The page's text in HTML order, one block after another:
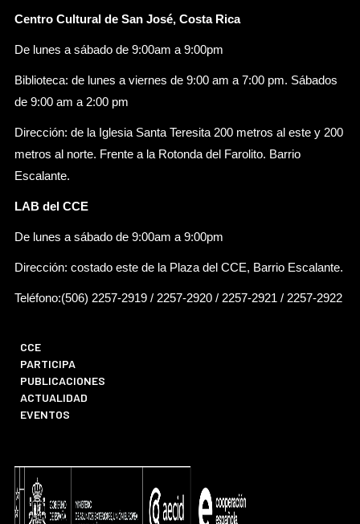
Centro Cultural de San José, Costa Rica
De lunes a sábado de 9:00am a 9:00pm
Biblioteca: de lunes a viernes de 9:00 am a 7:00 pm. Sábados
de 9:00 am a 2:00 pm
Dirección: de la Iglesia Santa Teresita 200 metros al este y 200
metros al norte. Frente a la Rotonda del Farolito. Barrio
Escalante.
LAB del CCE
De lunes a sábado de 9:00am a 9:00pm
Dirección: costado este de la Plaza del CCE, Barrio Escalante.
Teléfono:(506) 2257-2919 / 2257-2920 / 2257-2921 / 2257-2922
CCE
PARTICIPA
PUBLICACIONES
ACTUALIDAD
EVENTOS